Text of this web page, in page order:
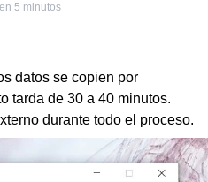
5 minutos
datos se copien por
tarda de 30 a 40 minutos.
durante todo el proceso.